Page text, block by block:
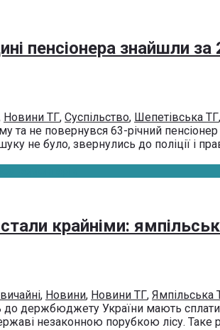
пенсіонера знайшли
Новини ТГ, Суспільство, Шепетівська ТГ,
та не повернувся 63-річний
не було, звернулись до поліції і
крайніми:
, Новини, Новини ТГ, Ямпільська
держбюджету України мають
незаконною порубкою лісу. Таке